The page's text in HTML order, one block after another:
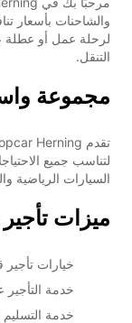
لرحلة عمل أو عطلة
التنقل.
مجموعة
لتناسب جميع
السيارات الرياضية
ميزات
خيارات تأجير
خدمة
خدمة